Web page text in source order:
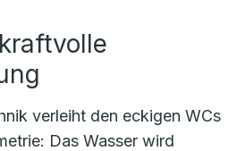
verleiht den eckigen WCs
Das Wasser wird